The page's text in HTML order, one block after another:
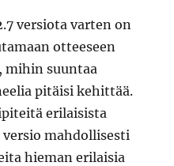
versiota varten on
otteeseen
mihin suuntaa
pitäisi kehittää.
erilaisista
mahdollisesti
hieman erilaisia